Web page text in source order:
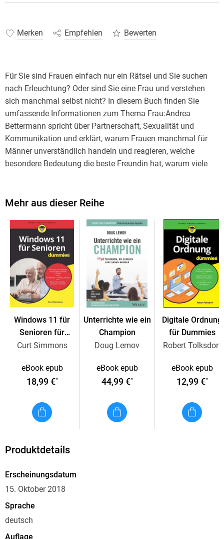
Merken Empfehlen Bewerten
Für Sie sind Frauen einfach nur ein Rätsel und Sie suchen
nach Erleuchtung? Oder sind Sie eine Frau und verstehen
sich manchmal selbst nicht? In diesem Buch finden Sie
umfassende Informationen zum Thema Frau:Andrea
Bettermann spricht über Partnerschaft, Sexualität und
Kommunikation und erklärt, warum Frauen manchmal für
Männer unverständlich handeln und reagieren, welche
besondere Bedeutung die beste Freundin hat, warum viele
Mehr aus dieser Reihe
Windows 11 für
Senioren für
Dummies
Curt Simmons
eBook epub
18,99 €*
Unterrichte wie ein
Champion
Doug Lemov
eBook epub
44,99 €*
Digitale Ordnung
für Dummies
Robert Tolksdorf
eBook epub
12,99 €*
Produktdetails
Erscheinungsdatum
15. Oktober 2018
Sprache
deutsch
Auflage